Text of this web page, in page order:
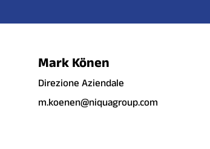
Mark Könen
Direzione Aziendale
m.koenen@niquagroup.com